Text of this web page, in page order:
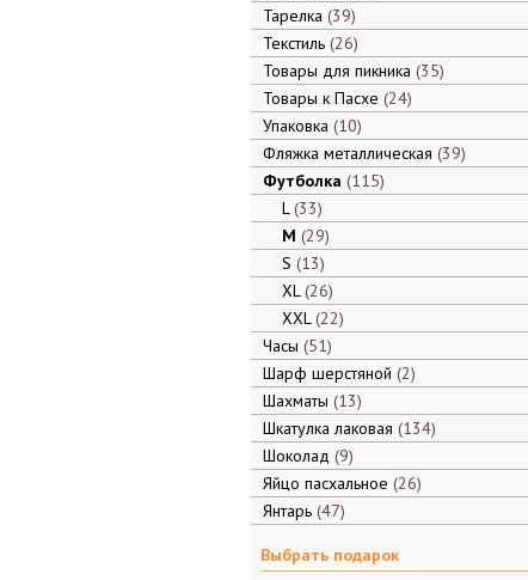
Тарелка 39
Текстиль 26
Товары для пикника 35
Товары к Пасхе 24
Упаковка 10
Фляжка металлическая 39
Футболка 115
L 33
M 29
S 13
XL 26
XXL 22
Часы 51
Шарф шерстяной 2
Шахматы 13
Шкатулка лаковая 134
Шоколад 9
Яйцо пасхальное 26
Янтарь 47
Выбрать подарок